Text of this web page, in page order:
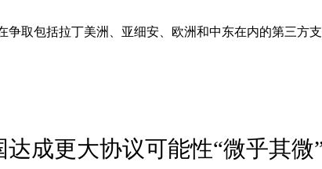
取包括拉丁美洲、亚细安、欧洲和中东在内的第三方
成更大协议可能性“微乎其微